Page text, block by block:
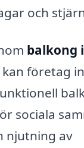
och
balkong i
kan företag
sociala
njutning av